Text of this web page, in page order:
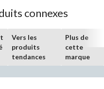
connexes
Vers les
produits
tendances
Plus de
cette
marque